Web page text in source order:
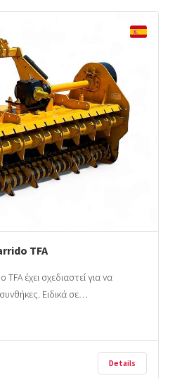
TFA
έχει σχεδιαστεί για να
Ειδικά σε…
Details